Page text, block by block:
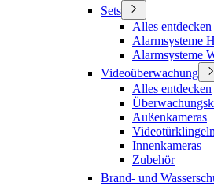
Sets
Alles entdecken
Alarmsysteme
Alarmsysteme
Videoüberwachung
Alles entdecken
Außenkameras
Videotürklingeln
Innenkameras
Zubehör
Brand- und